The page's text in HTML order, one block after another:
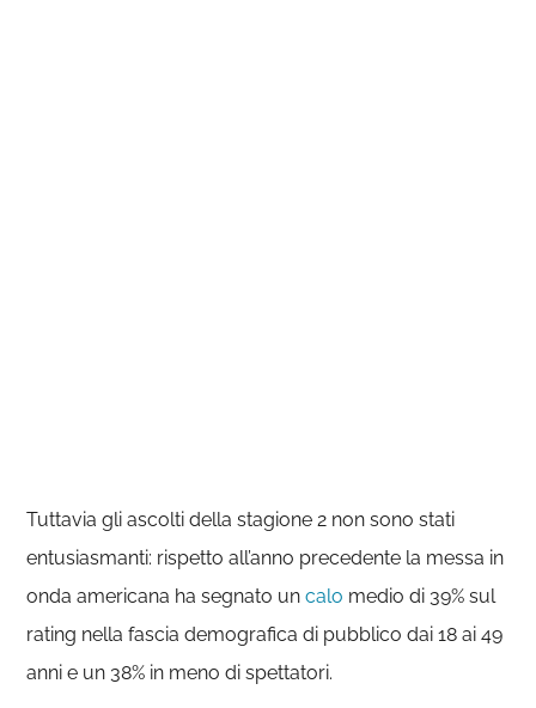
Tuttavia gli ascolti della stagione 2 non sono stati
entusiasmanti: rispetto all’anno precedente la messa in
onda americana ha segnato uncalo medio di 39% sul
rating nella fascia demografica di pubblico dai 18 ai 49
anni e un 38% in meno di spettatori.